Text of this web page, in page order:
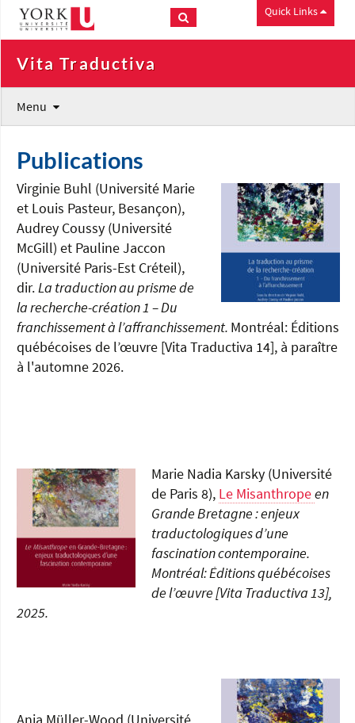
Quick Links
Vita Traductiva
Menu
Publications
Virginie Buhl (Université Marie
et Louis Pasteur, Besançon),
Audrey Coussy (Université
McGill) et Pauline Jaccon
(Université Paris-Est Créteil),
dir.La traduction au prisme de
la recherche-création 1 – Du
franchissement à l’affranchissement. Montréal: Éditions
québécoises de l’œuvre [Vita Traductiva 14], à paraître
à l'automne 2026.
Marie Nadia Karsky (Université
de Paris 8), Le Misanthropeen
Grande Bretagne : enjeux
traductologiques d’une
fascination contemporaine.
Montréal: Éditions québécoises
de l’œuvre [Vita Traductiva 13],
2025.